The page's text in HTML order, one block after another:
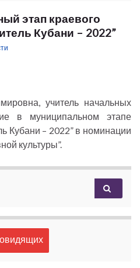
этап краевого
Кубани – 2022”
учитель начальных
в муниципальном этапе
Кубани – 2022” в номинации
культуры”.